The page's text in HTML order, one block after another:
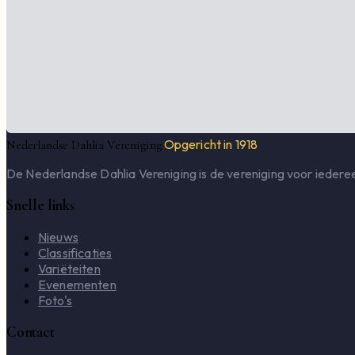
Nederlandse Dahlia VerenigingOpgericht in 1918
De Nederlandse Dahlia Vereniging is de vereniging voor
Snelle links
Nieuws
Classificaties
Variëteiten
Evenementen
Foto's
Contact